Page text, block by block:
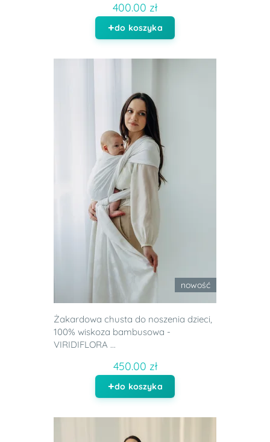
400.00 zł
do koszyka
nowość
Żakardowa chusta do noszenia dzieci,
100% wiskoza bambusowa -
VIRIDIFLORA ...
450.00 zł
do koszyka